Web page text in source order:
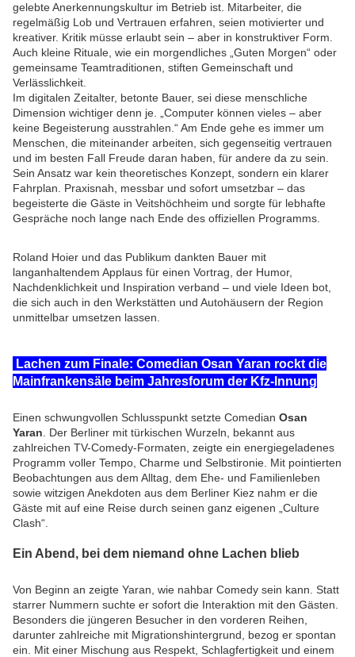
gelebte Anerkennungskultur im Betrieb ist. Mitarbeiter, die
regelmäßig Lob und Vertrauen erfahren, seien motivierter und
kreativer. Kritik müsse erlaubt sein – aber in konstruktiver Form.
Auch kleine Rituale, wie ein morgendliches „Guten Morgen“ oder
gemeinsame Teamtraditionen, stiften Gemeinschaft und
Verlässlichkeit.
Im digitalen Zeitalter, betonte Bauer, sei diese menschliche
Dimension wichtiger denn je. „Computer können vieles – aber
keine Begeisterung ausstrahlen.“ Am Ende gehe es immer um
Menschen, die miteinander arbeiten, sich gegenseitig vertrauen
und im besten Fall Freude daran haben, für andere da zu sein.
Sein Ansatz war kein theoretisches Konzept, sondern ein klarer
Fahrplan. Praxisnah, messbar und sofort umsetzbar – das
begeisterte die Gäste in Veitshöchheim und sorgte für lebhafte
Gespräche noch lange nach Ende des offiziellen Programms.
Roland Hoier und das Publikum dankten Bauer mit
langanhaltendem Applaus für einen Vortrag, der Humor,
Nachdenklichkeit und Inspiration verband – und viele Ideen bot,
die sich auch in den Werkstätten und Autohäusern der Region
unmittelbar umsetzen lassen.
Lachen zum Finale: Comedian Osan Yaran rockt die
Mainfrankensäle beim Jahresforum der Kfz-Innung
Einen schwungvollen Schlusspunkt setzte Comedian Osan
Yaran . Der Berliner mit türkischen Wurzeln, bekannt aus
zahlreichen TV-Comedy-Formaten, zeigte ein energiegeladenes
Programm voller Tempo, Charme und Selbstironie. Mit pointierten
Beobachtungen aus dem Alltag, dem Ehe- und Familienleben
sowie witzigen Anekdoten aus dem Berliner Kiez nahm er die
Gäste mit auf eine Reise durch seinen ganz eigenen „Culture
Clash“.
Ein Abend, bei dem niemand ohne Lachen blieb
Von Beginn an zeigte Yaran, wie nahbar Comedy sein kann. Statt
starrer Nummern suchte er sofort die Interaktion mit den Gästen.
Besonders die jüngeren Besucher in den vorderen Reihen,
darunter zahlreiche mit Migrationshintergrund, bezog er spontan
ein. Mit einer Mischung aus Respekt, Schlagfertigkeit und einem